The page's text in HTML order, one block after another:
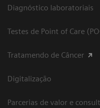
Diagnóstico laboratoriais
Testes de Point of Care
Tratamendo de Câncer
Digitalização
Parcerias de valor e